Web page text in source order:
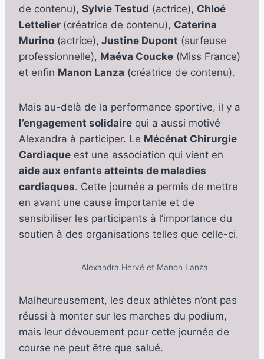
de contenu), Sylvie Testud (actrice), Chloé
Lettelier (créatrice de contenu), Caterina
Murino (actrice), Justine Dupont (surfeuse
professionnelle), Maéva Coucke (Miss France)
et enfin Manon Lanza (créatrice de contenu).
Mais au-delà de la performance sportive, il y a
l’engagement solidaire qui a aussi motivé
Alexandra à participer. Le Mécénat Chirurgie
Cardiaque est une association qui vient en
aide aux enfants atteints de maladies
cardiaques. Cette journée a permis de mettre
en avant une cause importante et de
sensibiliser les participants à l’importance du
soutien à des organisations telles que celle-ci.
Alexandra Hervé et Manon Lanza
Malheureusement, les deux athlètes n’ont pas
réussi à monter sur les marches du podium,
mais leur dévouement pour cette journée de
course ne peut être que salué.